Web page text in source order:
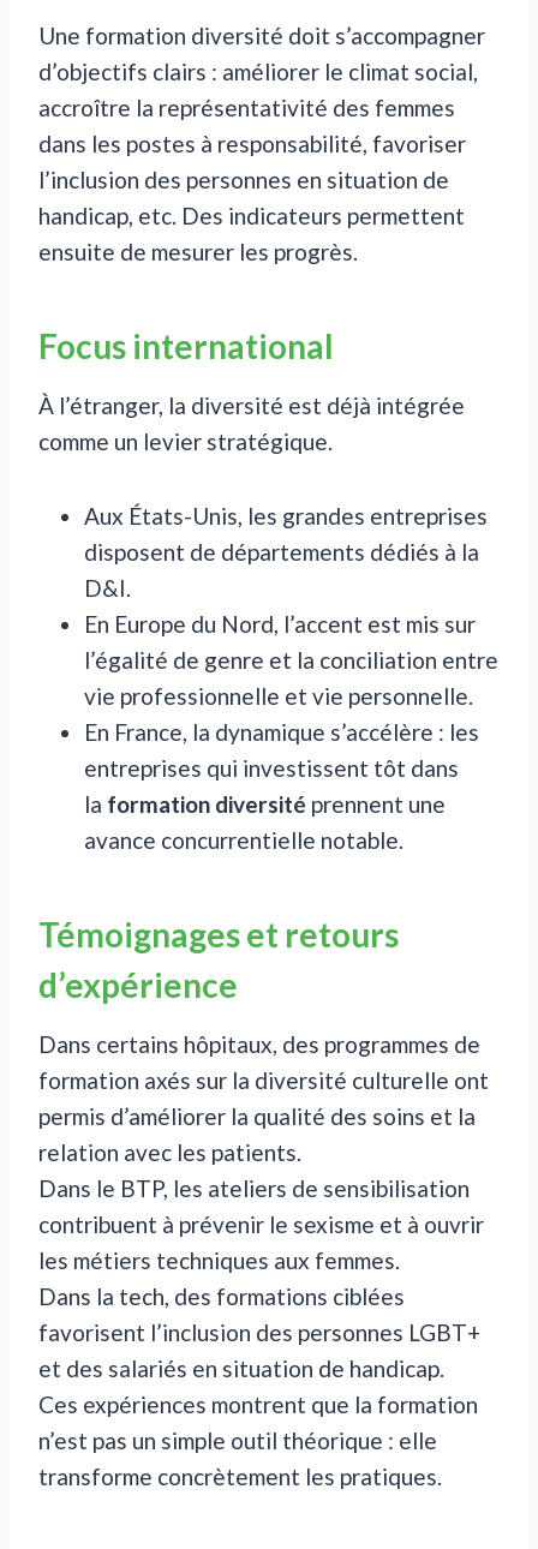
Une formation diversité doit s’accompagner
d’objectifs clairs : améliorer le climat social,
accroître la représentativité des femmes
dans les postes à responsabilité, favoriser
l’inclusion des personnes en situation de
handicap, etc. Des indicateurs permettent
ensuite de mesurer les progrès.
Focus international
À l’étranger, la diversité est déjà intégrée
comme un levier stratégique.
Aux États-Unis, les grandes entreprises
disposent de départements dédiés à la
D&I.
En Europe du Nord, l’accent est mis sur
l’égalité de genre et la conciliation entre
vie professionnelle et vie personnelle.
En France, la dynamique s’accélère : les
entreprises qui investissent tôt dans
la formation diversité prennent une
avance concurrentielle notable.
Témoignages et retours
d’expérience
Dans certains hôpitaux, des programmes de
formation axés sur la diversité culturelle ont
permis d’améliorer la qualité des soins et la
relation avec les patients.
Dans le BTP, les ateliers de sensibilisation
contribuent à prévenir le sexisme et à ouvrir
les métiers techniques aux femmes.
Dans la tech, des formations ciblées
favorisent l’inclusion des personnes LGBT+
et des salariés en situation de handicap.
Ces expériences montrent que la formation
n’est pas un simple outil théorique : elle
transforme concrètement les pratiques.